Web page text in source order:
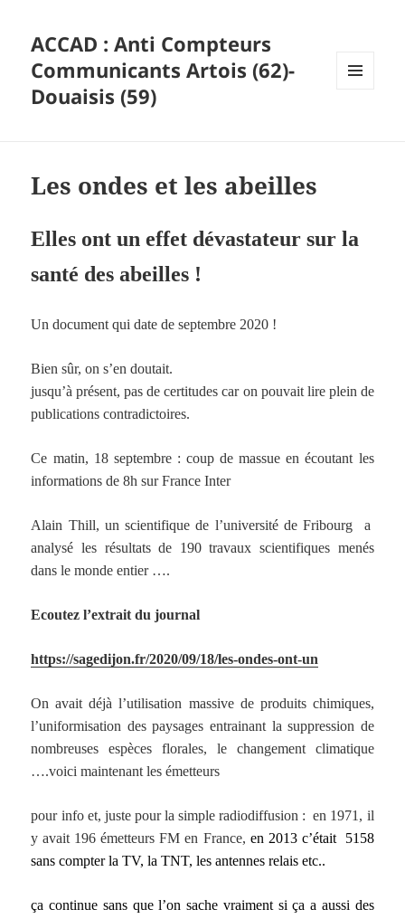
ACCAD : Anti Compteurs
Communicants Artois (62)-
Douaisis (59)
Les ondes et les abeilles
Elles ont un effet dévastateur sur la
santé des abeilles !
Un document qui date de septembre 2020 !
Bien sûr, on s’en doutait.
jusqu’à présent, pas de certitudes car on pouvait lire plein de
publications contradictoires.
Ce matin, 18 septembre : coup de massue en écoutant les
informations de 8h sur France Inter
Alain Thill, un scientifique de l’université de Fribourg a
analysé les résultats de 190 travaux scientifiques menés
dans le monde entier ….
Ecoutez l’extrait du journal
https://sagedijon.fr/2020/09/18/les-ondes-ont-un
On avait déjà l’utilisation massive de produits chimiques,
l’uniformisation des paysages entrainant la suppression de
nombreuses espèces florales, le changement climatique
….voici maintenant les émetteurs
pour info et, juste pour la simple radiodiffusion : en 1971, il
y avait 196 émetteurs FM en France, en 2013 c’était 5158
sans compter la TV, la TNT, les antennes relais etc..
ça continue sans que l’on sache vraiment si ça a aussi des